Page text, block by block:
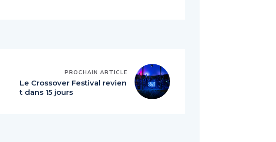
PROCHAIN ARTICLE
Le Crossover Festival revien
t dans 15 jours